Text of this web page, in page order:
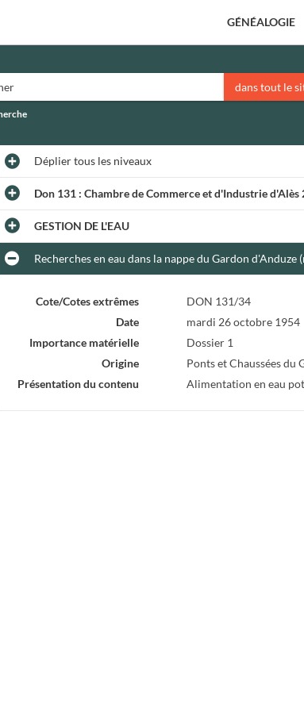
GÉNÉALOGIE
dans tout le
Dépliertous les niveaux
Don 131 : Chambre de Commerce et d'Industrie d'Alès
GESTION DE L'EAU
Recherches en eau dans la nappe du Gardon d'Anduze
Cote/Cotes extrêmes
DON 131/34
Date
mardi 26 octobre 1954
Importance matérielle
Dossier 1
Origine
Ponts et Chaussées du
Présentation du contenu
Alimentation en eau